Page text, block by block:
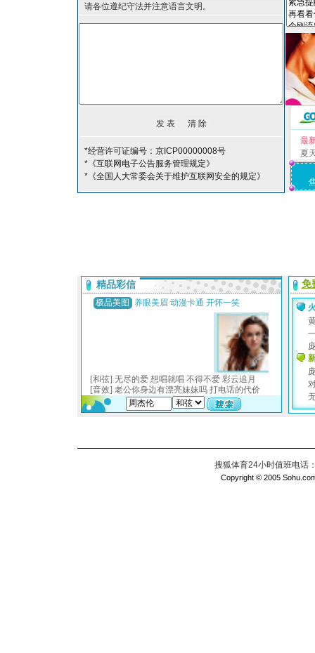
请各位遵纪守法并注意语言文明。
*经营许可证编号：京ICP00000008号
*《互联网电子公告服务管理规定》
*《全国人大常委会关于维护互联网安全的规定》
最
夏
搜狐体育24小时值班电话
Copyright © 2005